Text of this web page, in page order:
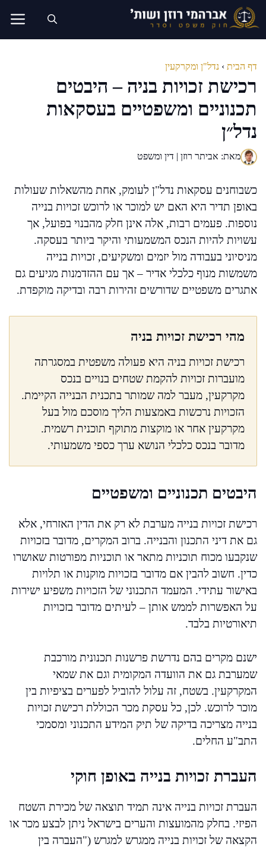
לדלג
לתוכן
דף הבית › נדל"ן ומקרקעין
רכישת זכויות בניה – היבטים
תכנוניים ומשפטיים בעסקאות
נדל״ן
מאת: אביתר רוזן | דין ומשפט
כשבוחנים עסקאות נדל"ן לעומק, אחת מהשאלות שעולות
באופן תדיר היא האם יש למוכר או לרוכש זכויות בנייה
נוספות. פעמים רבות, אלה אינן חלק מהבנוי בפועל, אך
עשויות להיות הנכס המשמעותי והיקר ביותר בעסקה.
מניסיוני בעבודה מול יזמים ומשקיעים, זכויות בנייה
משמשות מנוף כלכלי אדיר – אך עם ההזדמנות מגיעים גם
אתגרים משפטיים שדורשים זהירות רבה ובדיקה מוקפדת.
מהי רכישת זכויות בניה
רכישת זכויות בניה היא פעולה משפטית במסגרתה
מועברות זכויות להקמת שטחים בנויים בנכס
מקרקעין, מעבר למה שמותר בתכנית הבנייה הקיימת.
הזכויות נרכשות באמצעות הליך מוסכם מול בעל
מקרקעין אחר או מוקצות מתוקף תוכנית רשמית.
מדובר בנכס כלכלי הנושא ערך כספי משמעותי.
היבטים תכנוניים ומשפטיים
רכישת זכויות בנייה מערבת לא רק את הדין האזרחי, אלא
גם את דיני התכנון והבנייה. ברוב המקרים, מדובר בזכויות
שנקבעו מכוח תוכניות מתאר או תוכניות מפורטות שאושרו
כדין. חשוב להבין אם מדובר בזכויות מוקנות או תלויות
באישור עתידי. המעמד התכנוני של הזכויות משפיע ישירות
על האפשרות לממש אותן – לעיתים מדובר בזכויות
תיאורטיות בלבד.
ישנם מקרים בהם נדרשת פרשנות תכנונית מורכבת
שמערבת גם את הוועדה המקומית וגם את שמאי
המקרקעין. בשטח, זה עלול להוביל לפערים בציפיות בין
מוכר לרוכש. לכן, כל עסקת מכר הכוללת רכישת זכויות
בנייה מצריכה בדיקה של תיק המידע התכנוני ומסמכי
התב"ע החלים.
העברת זכויות בנייה באופן חוקי
העברת זכויות בנייה אינה תמיד תוצאה של מכירת השטח
הפיזי. בחלק מהמועצות והערים בישראל ניתן לבצע מכר או
הקצאה של זכויות בנייה ממגרש למגרש ("העברה בין